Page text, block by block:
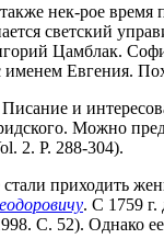
нек-рое
светский
Цамблак.
Евгения.
и
Можно
2. P. 288-304).
приходить
. С 1759 г.
C. 52). Однако